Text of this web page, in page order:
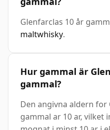
Glenfarclas 10 år
maltwhisky.
Hur gammal är
gammal?
Den angivna aldern for
gammal ar 10 ar, vilket